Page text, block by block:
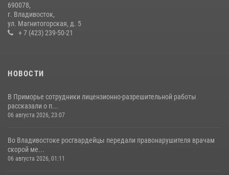
Во Владивостоке росгвардейцы пресекли три попытки хищения в
магазинах
22 июля 2026, 23:38
690078,
г. Владивосток,
ул. Магнитогорская, д. 5
+ 7 (423) 239-50-21
НОВОСТИ
В Приморье сотрудники лицензионно-разрешительной работы
рассказали о п...
06 августа 2026, 23:07
Во Владивостоке росгвардейцы передали правонарушителя врачам
скорой ме...
06 августа 2026, 01:11